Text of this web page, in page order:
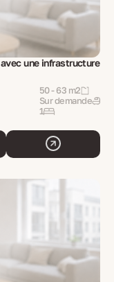
une infrastructure
50 - 63 m2
Sur demande
1